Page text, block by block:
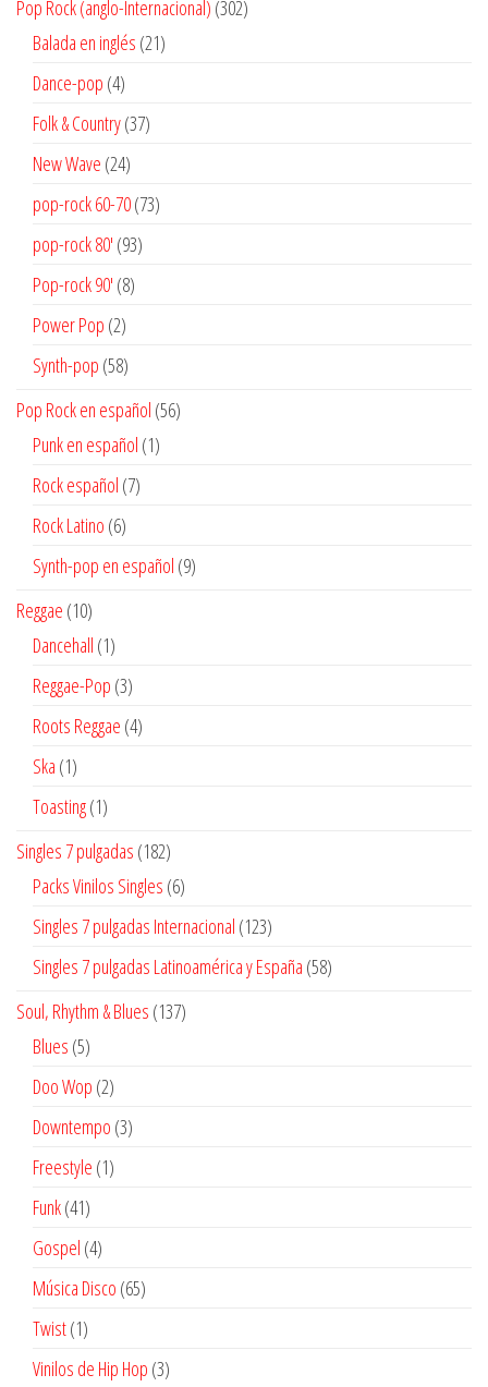
Pop Rock (anglo-Internacional) 302302
Balada en inglés 2121
Dance-pop 44
productos
Folk & Country 3737
New Wave 2424
productos
pop-rock 60-70 7373
pop-rock 80' 9393
Pop-rock 90' 88
Power Pop 22
productos
Synth-pop 5858
Pop Rock en español 5656
Punk en español 11
Rock español 77
Rock Latino 66
productos
Synth-pop en español 99
Reggae 1010
productos
Dancehall 11
producto
Reggae-Pop 33
productos
Roots Reggae 44
Ska 11
producto
Toasting 11
Singles 7 pulgadas 182182
productos
Packs Vinilos Singles 66
productos
Singles 7 pulgadas Internacional 123123
productos
Singles 7 pulgadas Latinoamérica y España 5858
Soul, Rhythm & Blues 137137
Blues 55
productos
Doo Wop 22
productos
Downtempo 33
Freestyle 11
Funk 4141
productos
Gospel 44
productos
Música Disco 6565
Twist 11
producto
Vinilos de Hip Hop 33